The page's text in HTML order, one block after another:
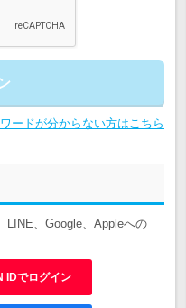
ードが分からない方はこちら
LINE、Google、Appleへの
IDでログイン